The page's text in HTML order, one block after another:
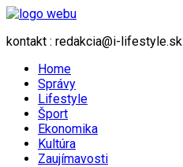
kontakt : redakcia@i-lifestyle.sk
Home
Správy
Lifestyle
Šport
Ekonomika
Kultúra
Zaujímavosti